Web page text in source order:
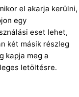
el akarja kerülni,
egy
eset lehet,
két másik részleg
kapja meg a
letöltésre.